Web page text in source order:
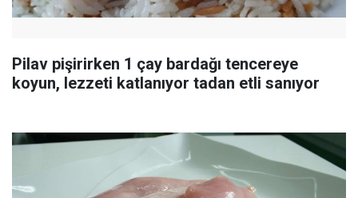
Pilav pişirirken 1 çay bardağı tencereye
koyun, lezzeti katlanıyor tadan etli sanıyor